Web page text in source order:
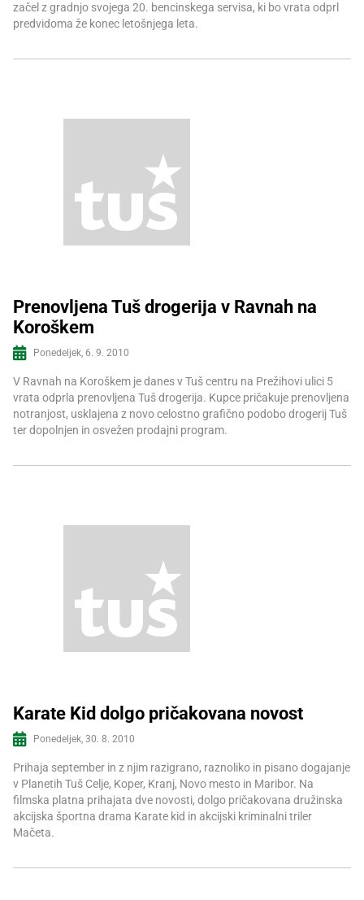
začel z gradnjo svojega 20. bencinskega servisa, ki bo vrata odprl
predvidoma že konec letošnjega leta.
Prenovljena Tuš drogerija v Ravnah na
Koroškem
Ponedeljek, 6. 9. 2010
V Ravnah na Koroškem je danes v Tuš centru na Prežihovi ulici 5
vrata odprla prenovljena Tuš drogerija. Kupce pričakuje prenovljena
notranjost, usklajena z novo celostno grafično podobo drogerij Tuš
ter dopolnjen in osvežen prodajni program.
Karate Kid dolgo pričakovana novost
Ponedeljek, 30. 8. 2010
Prihaja september in z njim razigrano, raznoliko in pisano dogajanje
v Planetih Tuš Celje, Koper, Kranj, Novo mesto in Maribor. Na
filmska platna prihajata dve novosti, dolgo pričakovana družinska
akcijska športna drama Karate kid in akcijski kriminalni triler
Mačeta.